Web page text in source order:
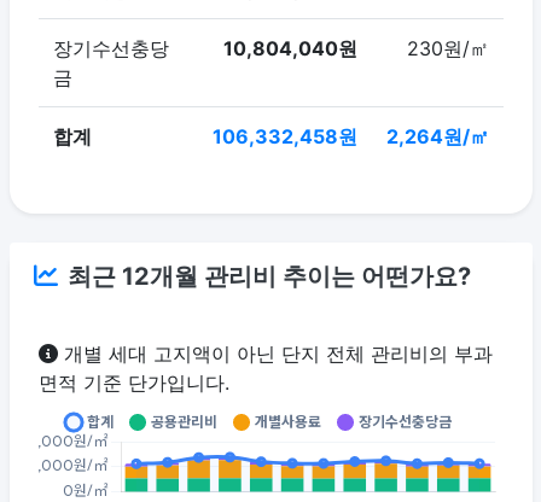
장기수선충당
금
10,804,040원 230원/㎡
합계 106,332,458원 2,264원/㎡
최근 12개월 관리비 추이는 어떤가요?
개별 세대 고지액이 아닌 단지 전체 관리비의 부과
면적 기준 단가입니다.